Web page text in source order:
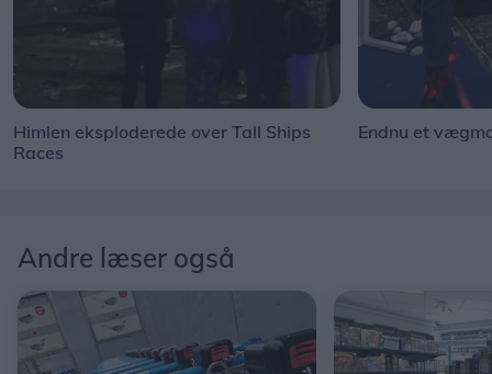
Himlen eksploderede over Tall Ships
Races
Endnu et
Andre læser også